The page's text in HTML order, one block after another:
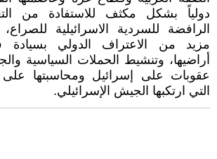
دولياً بشكل مكثف للاستفادة من
الرافضة للسردية الاسرائيلية
مزيد من الاعتراف الدولي
أراضيها، وتنشيط الحملات السياسية
عقوبات على إسرائيل ومحاسبتها
التي ارتكبها الجيش الإسرائيلي.